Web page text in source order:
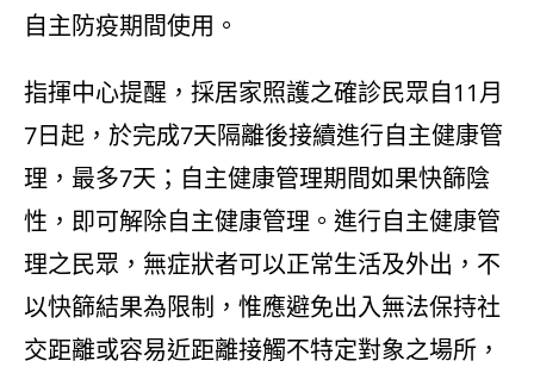
自主防疫期間使用。
指揮中心提醒，採居家照護之確診民眾自11月
7日起，於完成7天隔離後接續進行自主健康管
理，最多7天；自主健康管理期間如果快篩陰
性，即可解除自主健康管理。進行自主健康管
理之民眾，無症狀者可以正常生活及外出，不
以快篩結果為限制，惟應避免出入無法保持社
交距離或容易近距離接觸不特定對象之場所，